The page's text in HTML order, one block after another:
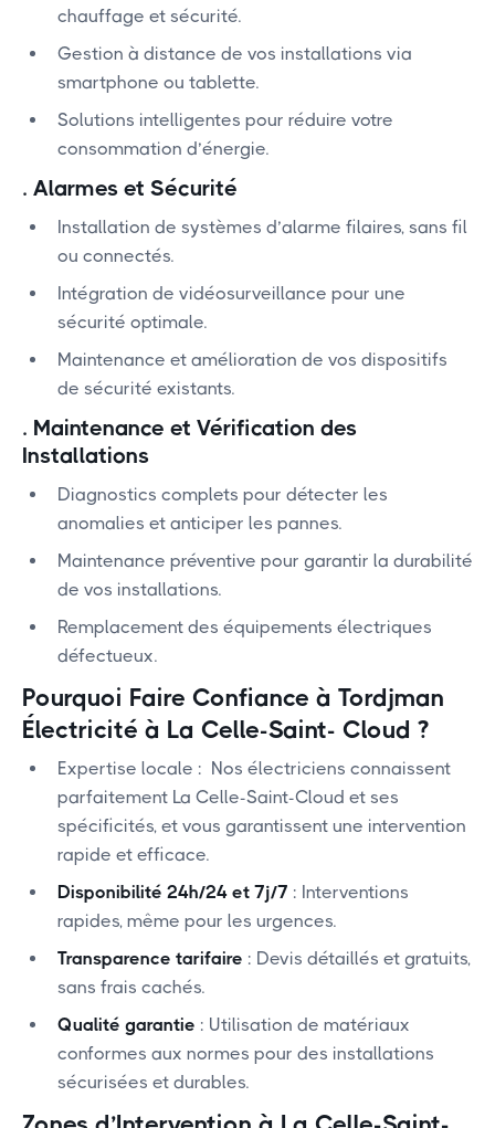
chauffage et sécurité.
Gestion à distance de vos installations via
smartphone ou tablette.
Solutions intelligentes pour réduire votre
consommation d’énergie.
. Alarmes et Sécurité
Installation de systèmes d’alarme filaires, sans fil
ou connectés.
Intégration de vidéosurveillance pour une
sécurité optimale.
Maintenance et amélioration de vos dispositifs
de sécurité existants.
. Maintenance et Vérification des
Installations
Diagnostics complets pour détecter les
anomalies et anticiper les pannes.
Maintenance préventive pour garantir la durabilité
de vos installations.
Remplacement des équipements électriques
défectueux.
Pourquoi Faire Confiance à Tordjman
Électricité à La Celle-Saint- Cloud ?
Expertise locale : Nos électriciens connaissent
parfaitement La Celle-Saint-Cloud et ses
spécificités, et vous garantissent une intervention
rapide et efficace.
Disponibilité 24h/24 et 7j/7 : Interventions
rapides, même pour les urgences.
Transparence tarifaire : Devis détaillés et gratuits,
sans frais cachés.
Qualité garantie : Utilisation de matériaux
conformes aux normes pour des installations
sécurisées et durables.